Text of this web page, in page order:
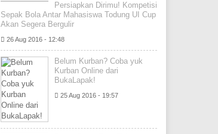
Persiapkan Dirimu! Kompetisi
Sepak Bola Antar Mahasiswa Todung UI Cup
Akan Segera Bergulir
26 Aug 2016 - 12:48
Belum Kurban? Coba yuk
Kurban Online dari
BukaLapak!
25 Aug 2016 - 19:57